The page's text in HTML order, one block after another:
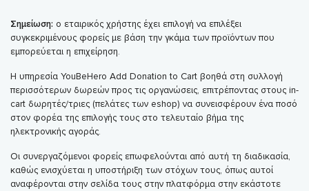
Σημείωση: ο εταιρικός χρήστης έχει επιλογή να επιλέξει
συγκεκριμένους φορείς με βάση την γκάμα των προϊόντων που
εμπορεύεται η επιχείρηση.
Η υπηρεσία YouBeHero Add Donation to Cart βοηθά στη συλλογή
περισσότερων δωρεών προς τις οργανώσεις, επιτρέποντας στους in-
cart δωρητές/τριες (πελάτες των eshop) να συνεισφέρουν ένα ποσό
στον φορέα της επιλογής τους στο τελευταίο βήμα της
ηλεκτρονικής αγοράς.
Οι συνεργαζόμενοι φορείς επωφελούνται από αυτή τη διαδικασία,
καθώς ενισχύεται η υποστήριξη των στόχων τους, όπως αυτοί
αναφέρονται στην σελίδα τους στην πλατφόρμα στην εκάστοτε